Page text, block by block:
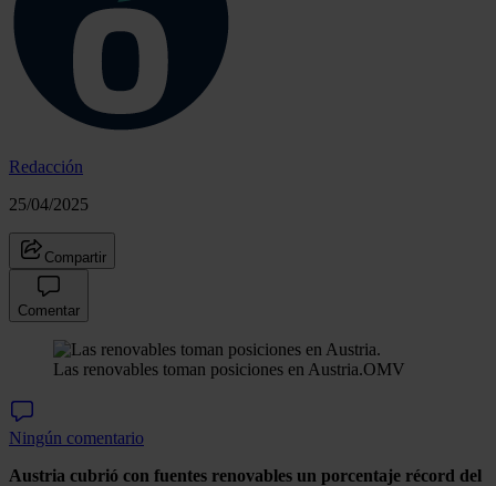
Redacción
25/04/2025
Compartir
Comentar
Las renovables toman posiciones en Austria.OMV
Ningún comentario
Austria cubrió con fuentes renovables un porcentaje récord del